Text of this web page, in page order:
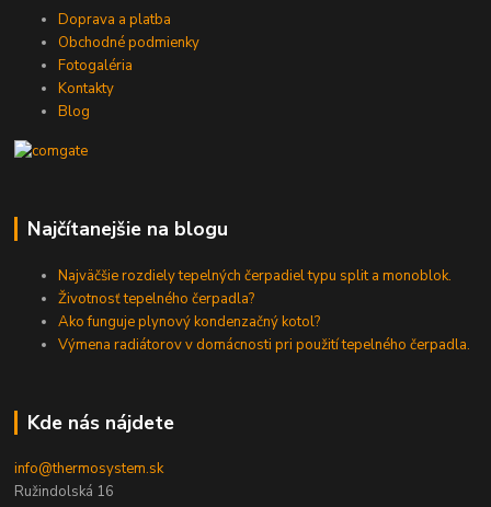
Doprava a platba
Obchodné podmienky
Fotogaléria
Kontakty
Blog
Najčítanejšie na blogu
Najväčšie rozdiely tepelných čerpadiel typu split a monoblok.
Životnosť tepelného čerpadla?
Ako funguje plynový kondenzačný kotol?
Výmena radiátorov v domácnosti pri použití tepelného čerpadla.
Kde nás nájdete
info@thermosystem.sk
Ružindolská 16